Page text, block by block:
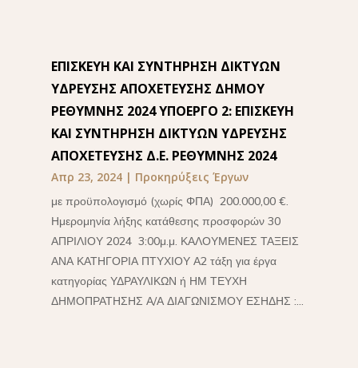
ΕΠΙΣΚΕΥΗ ΚΑΙ ΣΥΝΤΗΡΗΣΗ ΔΙΚΤΥΩΝ
ΥΔΡΕΥΣΗΣ ΑΠΟΧΕΤΕΥΣΗΣ ΔΗΜΟΥ
ΡΕΘΥΜΝΗΣ 2024 ΥΠΟΕΡΓΟ 2: ΕΠΙΣΚΕΥΗ
ΚΑΙ ΣΥΝΤΗΡΗΣΗ ΔΙΚΤΥΩΝ ΥΔΡΕΥΣΗΣ
ΑΠΟΧΕΤΕΥΣΗΣ Δ.Ε. ΡΕΘΥΜΝΗΣ 2024
Απρ 23, 2024| Προκηρύξεις Έργων
με προϋπολογισμό (χωρίς ΦΠΑ) 200.000,00 €.
Ημερομηνία λήξης κατάθεσης προσφορών 30
ΑΠΡΙΛΙΟΥ 2024 3:00μ.μ. ΚΑΛΟΥΜΕΝΕΣ ΤΑΞΕΙΣ
ΑΝΑ ΚΑΤΗΓΟΡΙΑ ΠΤΥΧΙΟΥ Α2 τάξη για έργα
κατηγορίας ΥΔΡΑΥΛΙΚΩΝ ή ΗΜ ΤΕΥΧΗ
ΔΗΜΟΠΡΑΤΗΣΗΣ Α/Α ΔΙΑΓΩΝΙΣΜΟΥ ΕΣΗΔΗΣ :...